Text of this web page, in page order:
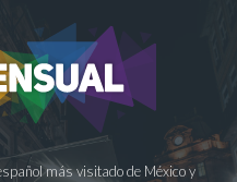
más visitado de México y